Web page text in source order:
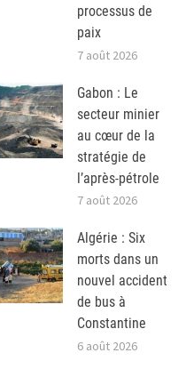
processus de
paix
7 août 2026
Gabon : Le
secteur minier
au cœur de la
stratégie de
l’après-pétrole
7 août 2026
Algérie : Six
morts dans un
nouvel accident
de bus à
Constantine
6 août 2026